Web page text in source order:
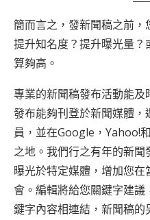
簡而言之，發新聞稿之前
提升知名度？提升曝光量
算夠高。
專業的新聞稿發布活動能
發布能夠刊登於新聞媒體
員，並在Google，Yahoo!
之地。我們行之有年的新
曝光於特定媒體，增加您
會。編輯將給您關鍵字建議
鍵字內容相連結，新聞稿